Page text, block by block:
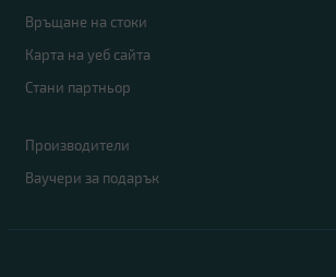
Връщане на стоки
Карта на уеб сайта
Стани партньор
Производители
Ваучери за подарък